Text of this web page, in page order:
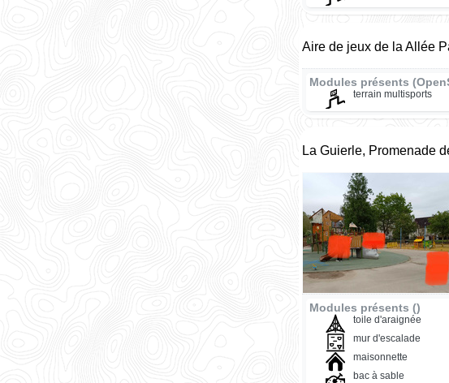
Aire de jeux de la Allée
Modules présents
terrain multisports
La Guierle, Promenade
Modules présents ()
toile d'araignée
mur d'escalade
maisonnette
bac à sable